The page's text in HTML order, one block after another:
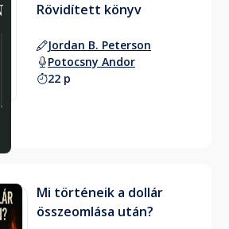
Rövidített könyv
Jordan B. Peterson
Potocsny Andor
22 p
Mi történeik a dollár
összeomlása után?